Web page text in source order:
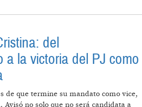
del
a la victoria del PJ como
de que termine su mandato como vice,
no solo que no será candidata a